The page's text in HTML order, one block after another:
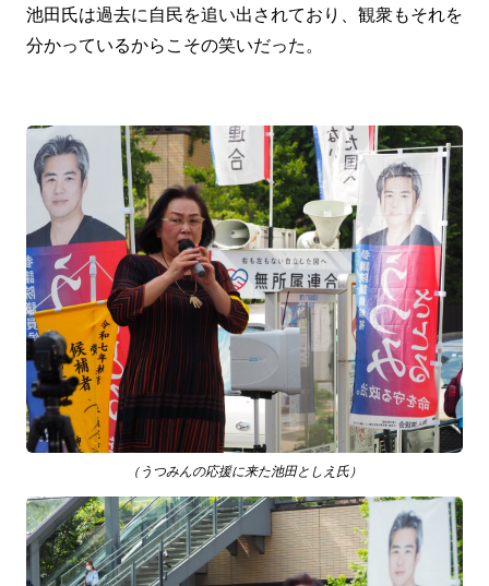
池田氏は過去に自民を追い出されており、観衆もそれを
分かっているからこその笑いだった。
（うつみんの応援に来た池田としえ氏）